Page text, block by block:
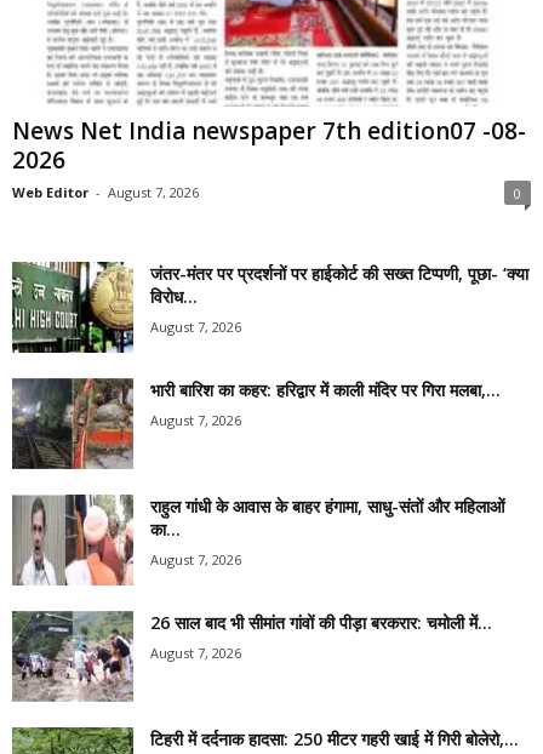
News Net India newspaper 7th edition07 -08-
2026
Web Editor - August 7, 2026 0
जंतर-मंतर पर प्रदर्शनों पर हाईकोर्ट की सख्त टिप्पणी, पूछा- ‘क्या
विरोध...
August 7, 2026
भारी बारिश का कहर: हरिद्वार में काली मंदिर पर गिरा मलबा,...
August 7, 2026
राहुल गांधी के आवास के बाहर हंगामा, साधु-संतों और महिलाओं
का...
August 7, 2026
26 साल बाद भी सीमांत गांवों की पीड़ा बरकरार: चमोली में...
August 7, 2026
टिहरी में दर्दनाक हादसा: 250 मीटर गहरी खाई में गिरी बोलेरो,...